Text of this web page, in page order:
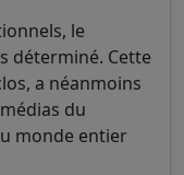
le
déterminé. Cette
a néanmoins
du
monde entier